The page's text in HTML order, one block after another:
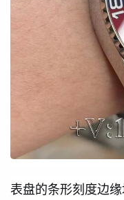
表盘的条形刻度边